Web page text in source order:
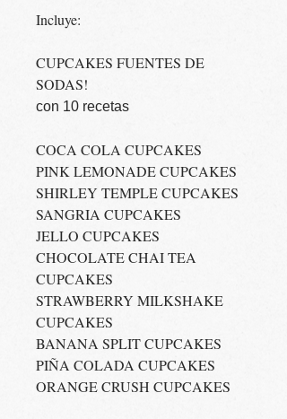
Incluye:
CUPCAKES FUENTES DE
SODAS!
con 10 recetas
COCA COLA CUPCAKES
PINK LEMONADE CUPCAKES
SHIRLEY TEMPLE CUPCAKES
SANGRIA CUPCAKES
JELLO CUPCAKES
CHOCOLATE CHAI TEA
CUPCAKES
STRAWBERRY MILKSHAKE
CUPCAKES
BANANA SPLIT CUPCAKES
PIÑA COLADA CUPCAKES
ORANGE CRUSH CUPCAKES